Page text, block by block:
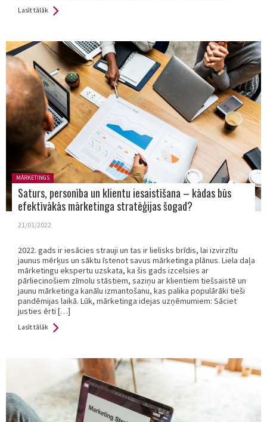
Lasīt tālāk
Posted in:
MĀRKETINGS
Saturs, personība un klientu iesaistīšana – kādas būs
efektīvākās mārketinga stratēģijas šogad?
21/01/2022
2022. gads ir iesācies strauji un tas ir lielisks brīdis, lai izvirzītu
jaunus mērķus un sāktu īstenot savus mārketinga plānus. Liela daļa
mārketingu ekspertu uzskata, ka šis gads izcelsies ar
pārliecinošiem zīmolu stāstiem, saziņu ar klientiem tiešsaistē un
jaunu mārketinga kanālu izmantošanu, kas palika populārāki tieši
pandēmijas laikā. Lūk, mārketinga idejas uzņēmumiem: Sāciet
justies ērti […]
Lasīt tālāk